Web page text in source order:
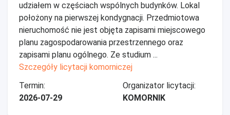
udziałem w częściach wspólnych budynków. Lokal
położony na pierwszej kondygnacji. Przedmiotowa
nieruchomość nie jest objęta zapisami miejscowego
planu zagospodarowania przestrzennego oraz
zapisami planu ogólnego. Ze studium ...
Szczegóły licytacji komorniczej
Termin:
2026-07-29
Organizator licytacji:
KOMORNIK